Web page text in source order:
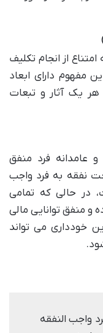
از انجام تکلیف
مفهوم دارای ابعاد
یک آثار و تبعات
عامدانه فرد منفق
نفقه به فرد واجب
در حالی که تمامی
و منفق توانایی مالی
خودداری می تواند
واجب النفقه